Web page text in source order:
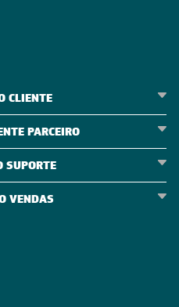
CLIENTE
PARCEIRO
SUPORTE
VENDAS